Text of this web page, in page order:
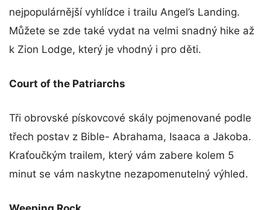
nejpopulárnější vyhlídce i trailu Angel’s Landing.
Můžete se zde také vydat na velmi snadný hike až
k Zion Lodge, který je vhodný i pro děti.
Court of the Patriarchs
Tři obrovské pískovcové skály pojmenované podle
třech postav z Bible- Abrahama, Isaaca a Jakoba.
Kraťoučkým trailem, který vám zabere kolem 5
minut se vám naskytne nezapomenutelný výhled.